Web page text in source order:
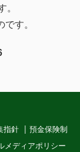
す。
指針
預金保険制
メディアポリシー